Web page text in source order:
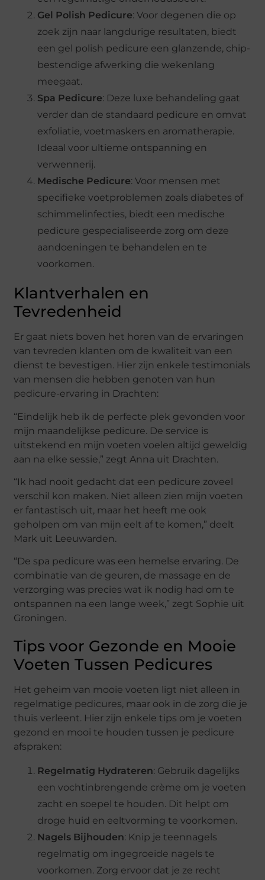
Gel Polish Pedicure: Voor degenen die op
zoek zijn naar langdurige resultaten, biedt
een gel polish pedicure een glanzende, chip-
bestendige afwerking die wekenlang
meegaat.
Spa Pedicure: Deze luxe behandeling gaat
verder dan de standaard pedicure en omvat
exfoliatie, voetmaskers en aromatherapie.
Ideaal voor ultieme ontspanning en
verwennerij.
Medische Pedicure: Voor mensen met
specifieke voetproblemen zoals diabetes of
schimmelinfecties, biedt een medische
pedicure gespecialiseerde zorg om deze
aandoeningen te behandelen en te
voorkomen.
Klantverhalen en
Tevredenheid
Er gaat niets boven het horen van de ervaringen
van tevreden klanten om de kwaliteit van een
dienst te bevestigen. Hier zijn enkele testimonials
van mensen die hebben genoten van hun
pedicure-ervaring in Drachten:
“Eindelijk heb ik de perfecte plek gevonden voor
mijn maandelijkse pedicure. De service is
uitstekend en mijn voeten voelen altijd geweldig
aan na elke sessie,” zegt Anna uit Drachten.
“Ik had nooit gedacht dat een pedicure zoveel
verschil kon maken. Niet alleen zien mijn voeten
er fantastisch uit, maar het heeft me ook
geholpen om van mijn eelt af te komen,” deelt
Mark uit Leeuwarden.
“De spa pedicure was een hemelse ervaring. De
combinatie van de geuren, de massage en de
verzorging was precies wat ik nodig had om te
ontspannen na een lange week,” zegt Sophie uit
Groningen.
Tips voor Gezonde en Mooie
Voeten Tussen Pedicures
Het geheim van mooie voeten ligt niet alleen in
regelmatige pedicures, maar ook in de zorg die je
thuis verleent. Hier zijn enkele tips om je voeten
gezond en mooi te houden tussen je pedicure
afspraken:
Regelmatig Hydrateren: Gebruik dagelijks
een vochtinbrengende crème om je voeten
zacht en soepel te houden. Dit helpt om
droge huid en eeltvorming te voorkomen.
Nagels Bijhouden: Knip je teennagels
regelmatig om ingegroeide nagels te
voorkomen. Zorg ervoor dat je ze recht